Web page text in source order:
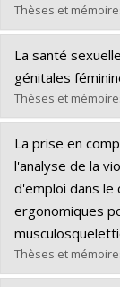
Grade :M. Sc.
Lien vers le
Thèses et
Graduate :
Cycle :Master's
Grade :M. Sc.
Lien vers le
La santé
génitales
Thèses et
Graduate :
Cycle :Doctoral
Grade :Ph. D.
Lien vers le
La prise en
l'analyse de la
d'emploi dans
ergonomiques
Thèses et